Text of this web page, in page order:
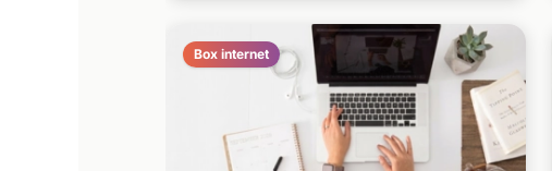
Box internet